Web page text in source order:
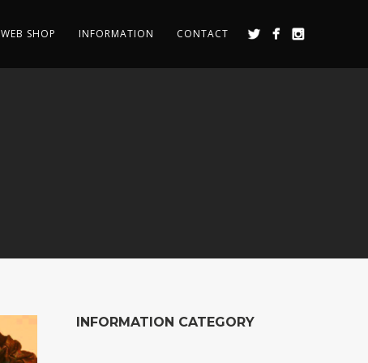
WEB SHOP INFORMATION CONTACT
INFORMATION CATEGORY